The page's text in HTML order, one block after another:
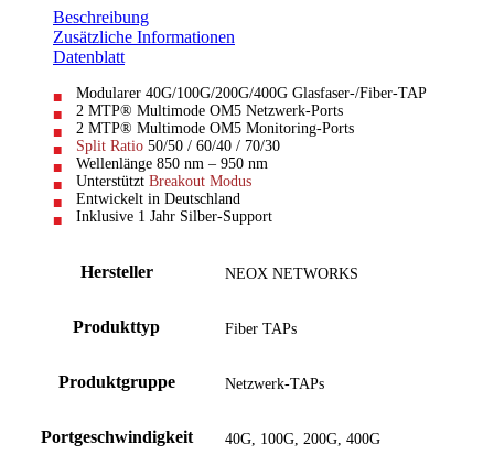
950
nm
Menge
Beschreibung
Zusätzliche Informationen
Datenblatt
Modularer 40G/100G/200G/400G Glasfaser-/Fiber-TAP
2 MTP® Multimode OM5 Netzwerk-Ports
2 MTP® Multimode OM5 Monitoring-Ports
Split Ratio 50/50 / 60/40 / 70/30
Wellenlänge 850 nm – 950 nm
Unterstützt Breakout Modus
Entwickelt in Deutschland
Inklusive 1 Jahr Silber-Support
Hersteller NEOX NETWORKS
Produkttyp Fiber TAPs
Produktgruppe Netzwerk-TAPs
Portgeschwindigkeit 40G, 100G, 200G, 400G